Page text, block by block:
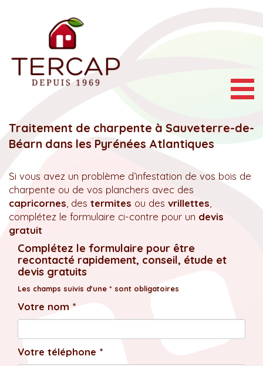
Traitement de charpente à Sauveterre-de-
Béarn dans les Pyrénées Atlantiques
Si vous avez un problème d’infestation de vos bois de
charpente ou de vos planchers avec des
capricornes , des termites ou des vrillettes
complétez le formulaire ci-contre pour un devis
gratuit
Complétez le formulaire pour être
recontacté rapidement, conseil, étude et
devis gratuits
Les champs suivis d'une * sont obligatoires
Votre nom *
Votre téléphone *